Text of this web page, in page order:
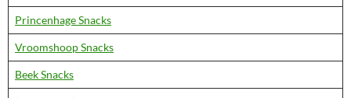
Princenhage Snacks
Vroomshoop Snacks
Beek Snacks